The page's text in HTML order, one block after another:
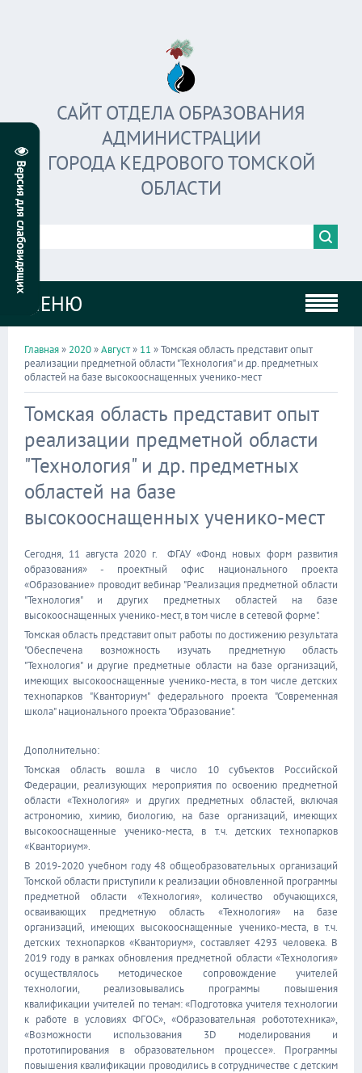
САЙТ ОТДЕЛА ОБРАЗОВАНИЯ
АДМИНИСТРАЦИИ
ГОРОДА КЕДРОВОГО ТОМСКОЙ
ОБЛАСТИ
МЕНЮ
Главная» 2020»Август» 11 » Томская область представит опыт
реализации предметной области "Технология" и др. предметных
областей на базе высокооснащенных ученико-мест
Томская область представит опыт
реализации предметной области
"Технология" и др. предметных
областей на базе
высокооснащенных ученико-мест
Сегодня, 11 августа 2020 г. ФГАУ «Фонд новых форм развития
образования» - проектный офис национального проекта
«Образование» проводит вебинар "Реализация предметной области
"Технология" и других предметных областей на базе
высокооснащенных ученико-мест, в том числе в сетевой форме".
Томская область представит опыт работы по достижению результата
"Обеспечена возможность изучать предметную область
"Технология" и другие предметные области на базе организаций,
имеющих высокооснащенные ученико-места, в том числе детских
технопарков "Кванториум" федерального проекта "Современная
школа" национального проекта "Образование".
Дополнительно:
Томская область вошла в число 10 субъектов Российской
Федерации, реализующих мероприятия по освоению предметной
области «Технология» и других предметных областей, включая
астрономию, химию, биологию, на базе организаций, имеющих
высокооснащенные ученико-места, в т.ч. детских технопарков
«Кванториум».
В 2019-2020 учебном году 48 общеобразовательных организаций
Томской области приступили к реализации обновленной программы
предметной области «Технология», количество обучающихся,
осваивающих предметную область «Технология» на базе
организаций, имеющих высокооснащенные ученико-места, в т.ч.
детских технопарков «Кванториум», составляет 4293 человека. В
2019 году в рамках обновления предметной области «Технология»
осуществлялось методическое сопровождение учителей
технологии, реализовывались программы повышения
квалификации учителей по темам: «Подготовка учителя технологии
к работе в условиях ФГОС», «Образовательная робототехника»,
«Возможности использования 3D моделирования и
прототипирования в образовательном процессе». Программы
повышения квалификации проводились в сотрудничестве с детским